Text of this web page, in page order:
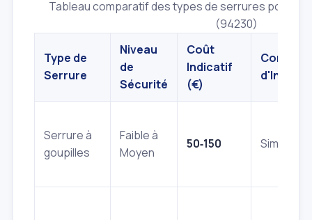
Tableau comparatif des types de serrures pour un
(94230)
Type de
Serrure
Niveau
de
Sécurité
Coût
Indicatif
(€)
Serrure à
goupilles
Faible à
Moyen
50‑150 Simple